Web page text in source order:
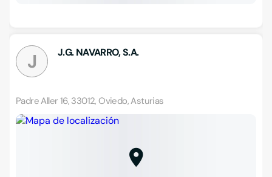
J J.G. NAVARRO, S.A.
Padre Aller 16, 33012, Oviedo, Asturias